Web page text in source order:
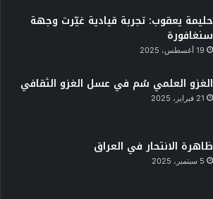
حليمة يعقوب: تجربة قيادية غيّرت وجهة
سنغافورة
19 أغسطس، 2025
الغزو العلمي سُم في عسل الغزو الثقافي
21 فبراير، 2025
ظاهرة الانتحار في العراق
5 سبتمبر، 2025